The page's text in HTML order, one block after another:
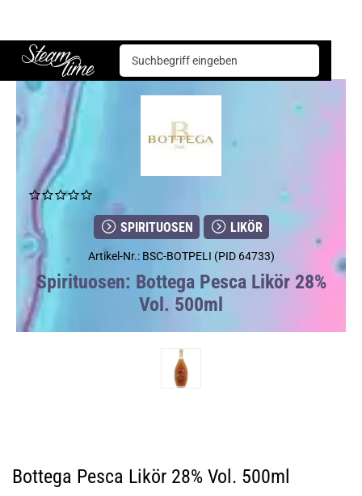
Steam time
Spirituosen Bottega Pesca Likör 28% Vol. 500ml
SPIRITUOSEN LIKÖR
Artikel-Nr.: BSC-BOTPELI (PID 64733)
Spirituosen: Bottega Pesca Likör 28%
Vol. 500ml
Bottega Pesca Likör 28% Vol. 500ml